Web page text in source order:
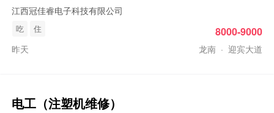
江西冠佳睿电子科技有限公司
吃 住
昨天 龙南 · 迎宾大道
8000-9000
电工（注塑机维修）